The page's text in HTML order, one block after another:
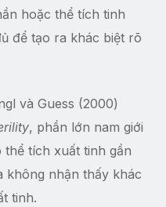
hoặc thể tích tinh
để tạo ra khác biệt rõ
và Guess (2000)
, phần lớn nam giới
tích xuất tinh gần
không nhận thấy khác
tinh.